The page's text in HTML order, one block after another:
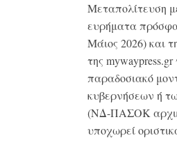
Μεταπολίτευση
ευρήματα
Μάιος 2026) και
της
παραδοσιακό
κυβερνήσεων ή
(ΝΔ-ΠΑΣΟΚ
υποχωρεί